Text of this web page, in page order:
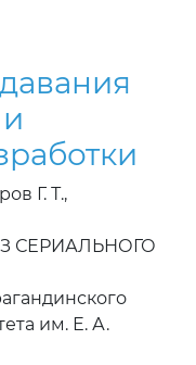
Г. Т.,
СЕРИАЛЬНОГО
им. Е. А.